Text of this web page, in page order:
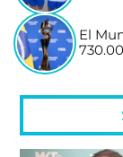
El